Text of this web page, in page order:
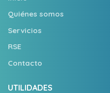
Quiénes somos
Servicios
RSE
Contacto
UTILIDADES